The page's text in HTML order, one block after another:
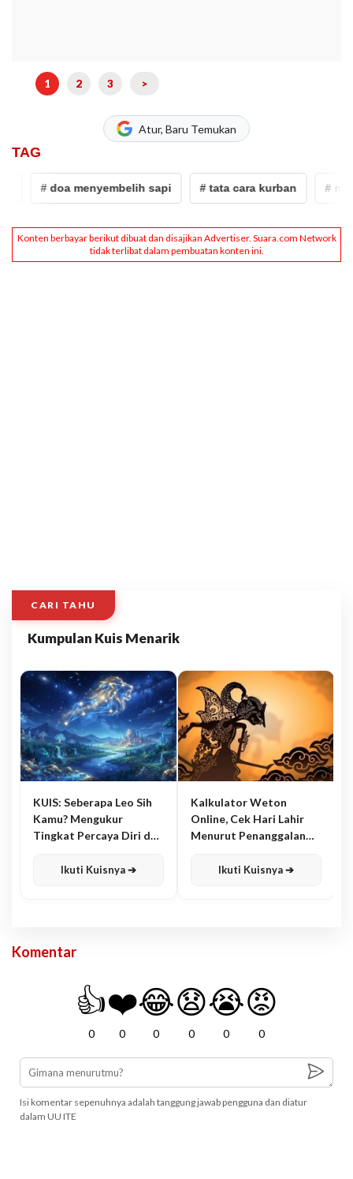
1 2 3 >
Atur, Baru Temukan
TAG
# doa menyembelih sapi # tata cara kurban #
CARI TAHU
Kumpulan Kuis Menarik
KUIS: Seberapa Leo Sih
Kamu? Mengukur
Tingkat Percaya Diri dan
Ikuti Kuisnya ➔
Kalkulator Weton
Online, Cek Hari Lahir
Menurut Penanggalan
Ikuti Kuisnya ➔
Komentar
👍
0
❤️
0
😂
0
😧
0
😭
0
😡
0
Isi komentar sepenuhnya adalah tanggung jawab pengguna dan diatur
dalam UU ITE